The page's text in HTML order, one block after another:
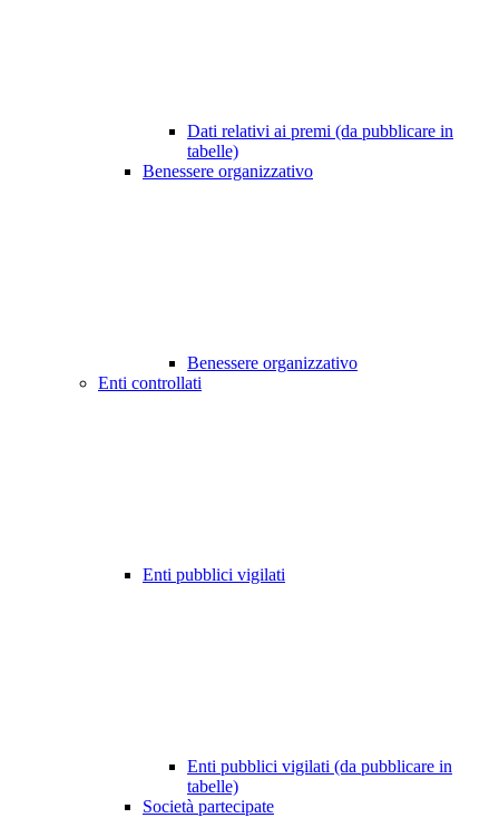
Dati relativi ai premi (da pubblicare in
tabelle)
Benessere organizzativo
Benessere organizzativo
Enti controllati
Enti pubblici vigilati
Enti pubblici vigilati (da pubblicare in
tabelle)
Società partecipate